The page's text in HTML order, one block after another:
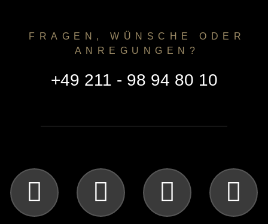
FRAGEN, WÜNSCHE ODER
ANREGUNGEN?
+49 211 - 98 94 80 10